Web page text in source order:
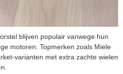
blijven populair vanwege hun
motoren. Topmerken zoals Miele
varianten met extra zachte wielen